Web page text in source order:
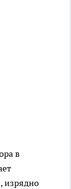
в
изрядно